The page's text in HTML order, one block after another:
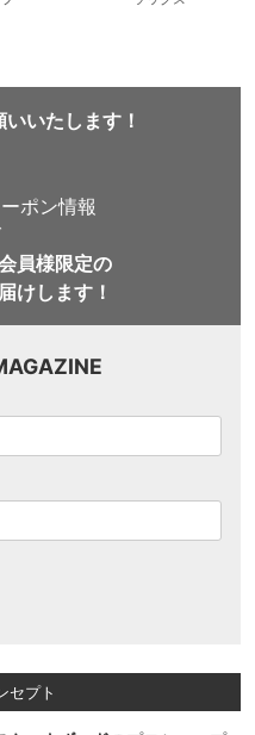
いたします！
ポン情報
員様限定の
けします！
セプト